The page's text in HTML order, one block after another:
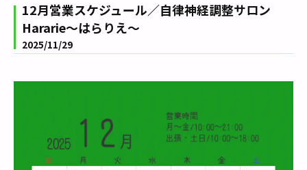
12月営業スケジュール／自律神経調整サロン
Hararie〜はらりえ〜
2025/11/29